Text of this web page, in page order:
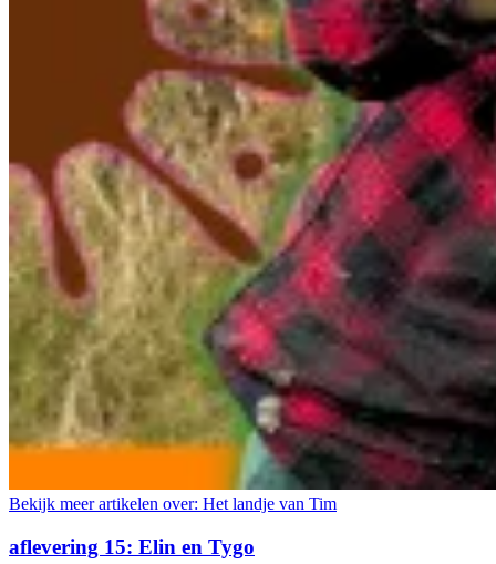
Bekijk meer artikelen over: Het landje van Tim
aflevering 15: Elin en Tygo